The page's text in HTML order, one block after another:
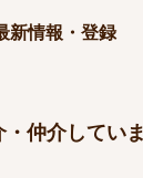
仲介してい
新情報・登録